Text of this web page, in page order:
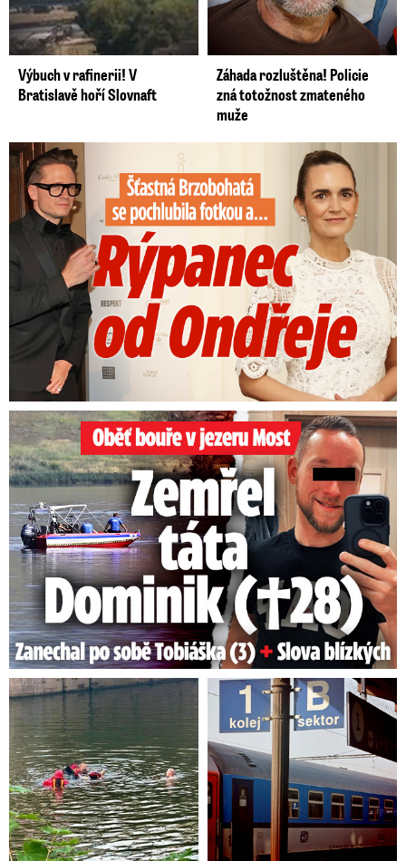
Výbuch v rafinerii! V
Bratislavě hoří Slovnaft
Záhada rozluštěna! Policie
zná totožnost zmateného
muže
Šťastná Brzobohatá se pochlubila fotkou: Rýpanec od Ondřeje
Oběť bouře v jezeru Most: Zemřel táta Dominik (†28)